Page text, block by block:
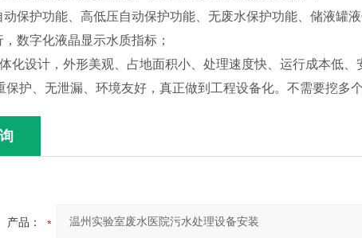
保护功能、高低压自动保护功能、无废水保护功能、储液罐液
数字化液晶显示水质指标；
体化设计，外形美观、占地面积小、处理速度快、运行成本低
保护、无泄漏、环境友好，真正做到工程设备化。不需要挖多
产品：